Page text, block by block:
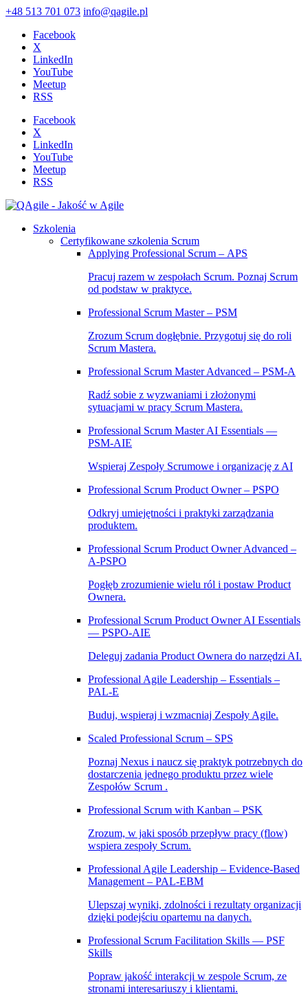
+48 513 701 073 info@qagile.pl
Facebook
X
LinkedIn
YouTube
Meetup
RSS
Facebook
X
LinkedIn
YouTube
Meetup
RSS
Szkolenia
Certyfikowane szkolenia Scrum
Applying Professional Scrum – APS
Pracuj razem w zespołach Scrum. Poznaj Scrum
od podstaw w praktyce.
Professional Scrum Master – PSM
Zrozum Scrum dogłębnie. Przygotuj się do roli
Scrum Mastera.
Professional Scrum Master Advanced – PSM‑A
Radź sobie z wyzwaniami i złożonymi
sytuacjami w pracy Scrum Mastera.
Professional Scrum Master AI Essentials —
PSM-AIE
Wspieraj Zespoły Scrumowe i organizację z AI
Professional Scrum Product Owner – PSPO
Odkryj umiejętności i praktyki zarządzania
produktem.
Professional Scrum Product Owner Advanced –
A‑PSPO
Pogłęb zrozumienie wielu ról i postaw Product
Ownera.
Professional Scrum Product Owner AI Essentials
— PSPO-AIE
Deleguj zadania Product Ownera do narzędzi AI.
Professional Agile Leadership – Essentials –
PAL‑E
Buduj, wspieraj i wzmacniaj Zespoły Agile.
Scaled Professional Scrum – SPS
Poznaj Nexus i naucz się praktyk potrzebnych do
dostarczenia jednego produktu przez wiele
Zespołów Scrum .
Professional Scrum with Kanban – PSK
Zrozum, w jaki sposób przepływ pracy (flow)
wspiera zespoły Scrum.
Professional Agile Leadership – Evidence-Based
Management – PAL-EBM
Ulepszaj wyniki, zdolności i rezultaty organizacji
dzięki podejściu opartemu na danych.
Professional Scrum Facilitation Skills — PSF
Skills
Popraw jakość interakcji w zespole Scrum, ze
stronami interesariuszy i klientami.